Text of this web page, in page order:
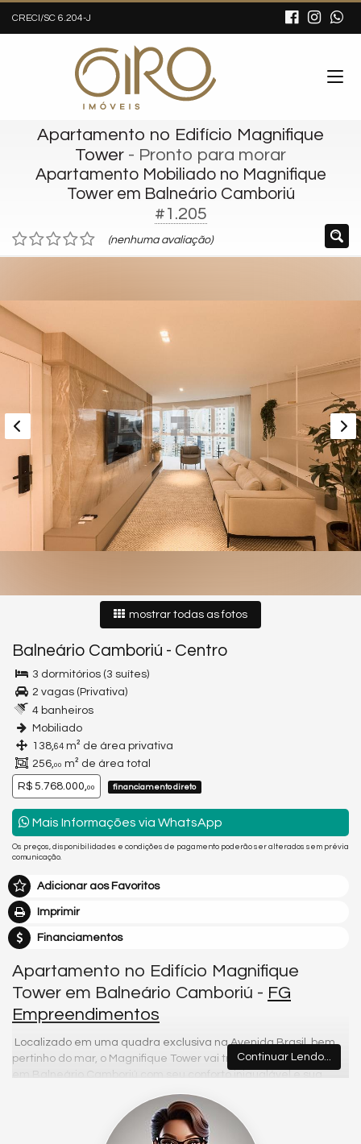
CRECI/SC 6.204-J
Apartamento no Edifício Magnifique
Tower - Pronto para morar
Apartamento Mobiliado no Magnifique
Tower em Balneário Camboriú
#1.205
(nenhuma avaliação)
mostrar todas as fotos
Balneário Camboriú - Centro
3 dormitórios (3 suítes)
2 vagas (Privativa)
4 banheiros
Mobiliado
138,64 m² de área privativa
256,00 m² de área total
R$ 5.768.000,00 financiamento direto
Mais Informações via WhatsApp
Os preços, disponibilidades e condições de pagamento poderão ser alterados sem prévia
comunicação.
Adicionar aos Favoritos
Imprimir
Financiamentos
Apartamento no Edifício Magnifique
Tower em Balneário Camboriú - FG
Empreendimentos
Localizado em uma quadra exclusiva na Avenida Brasil, bem
pertinho do mar, o Magnifique Tower vai transformar seus dias
Conheça o Apartamento:
Continuar Lendo...